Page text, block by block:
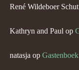
René Wildeboer Schut
Kathryn and Paul op
natasja op Gastenboek